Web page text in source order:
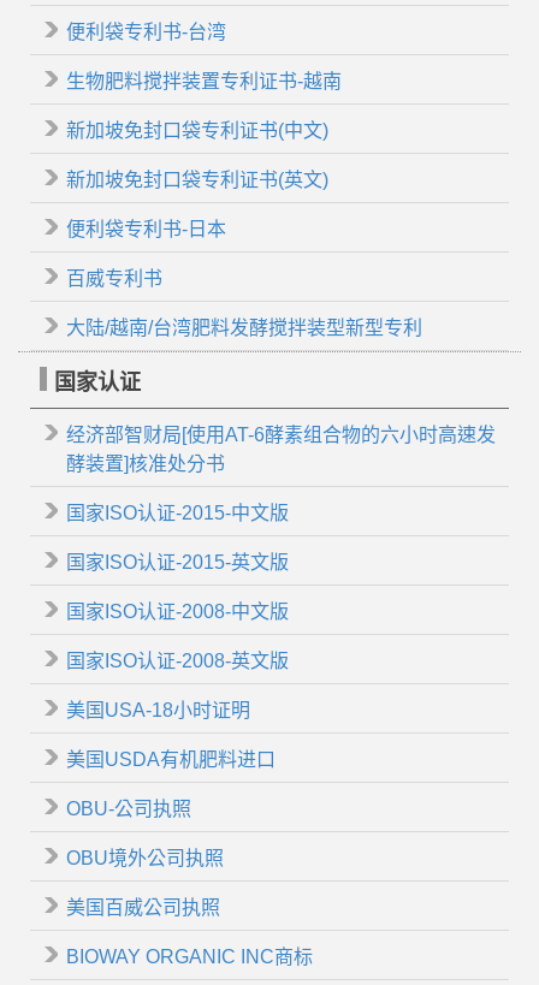
便利袋专利书-台湾
生物肥料搅拌装置专利证书-越南
新加坡免封口袋专利证书(中文)
新加坡免封口袋专利证书(英文)
便利袋专利书-日本
百威专利书
大陆/越南/台湾肥料发酵搅拌装型新型专利
国家认证
经济部智财局[使用AT-6酵素组合物的六小时高速发
酵装置]核准处分书
国家ISO认证-2015-中文版
国家ISO认证-2015-英文版
国家ISO认证-2008-中文版
国家ISO认证-2008-英文版
美国USA-18小时证明
美国USDA有机肥料进口
OBU-公司执照
OBU境外公司执照
美国百威公司执照
BIOWAY ORGANIC INC商标